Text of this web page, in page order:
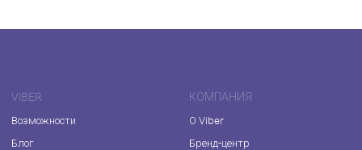
VIBER
Возможности
Блог
КОМПАНИЯ
О Viber
Бренд-центр